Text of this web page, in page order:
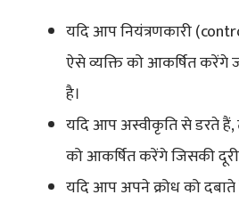
यदि आप नियंत्रणकारी
ऐसे व्यक्ति को आकर्षित करेंगे
है।
यदि आप अस्वीकृति से डरते हैं,
को आकर्षित करेंगे जिसकी दूरी
यदि आप अपने क्रोध को